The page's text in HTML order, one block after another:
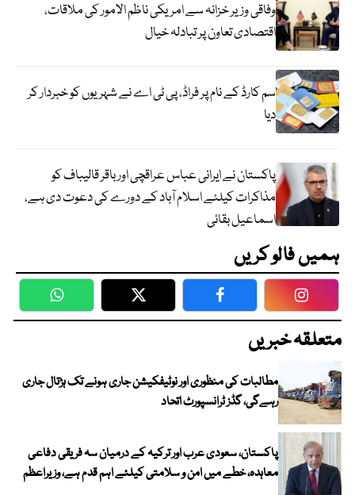
وفاقی وزیر خزانہ سے امریکی ناظم الامور کی ملاقات،
اقتصادی تعاون پر تبادلہ خیال
سم کارڈ کے نام پر فراڈ، پی ٹی اے نے شہریوں کو خبردار کر
دیا
پاکستان نے ایرانی عباس عراقچی اورباقر قالیباف کو
مذاکرات کیلئے اسلام آباد کے دورے کی دعوت دی ہے،
اسماعیل بقائی
ہمیں فالو کریں
WhatsApp Twitter Facebook
متعلقہ خبریں
مطالبات کی منظوری اور نوٹیفکیشن جاری ہونے تک ہڑتال جاری
رہےگی، گڈز ٹرانسپورٹ اتحاد
پاکستان، سعودی عرب اور ترکیہ کے درمیان سہ فریقی دفاعی
معاہدہ، خطے میں امن و سلامتی کیلئے اہم قدم ہے، وزیراعظم